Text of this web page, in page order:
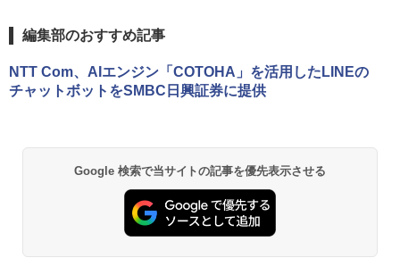
編集部のおすすめ記事
NTT Com、AIエンジン「COTOHA」を活用したLINEの
チャットボットをSMBC日興証券に提供
Google 検索で当サイトの記事を優先表示させる